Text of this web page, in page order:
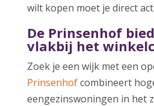
wilt kopen moet je direct
De Prinsenhof
vlakbij het
Zoek je een wijk met een
Prinsenhofcombineert
eengezinswoningen in het